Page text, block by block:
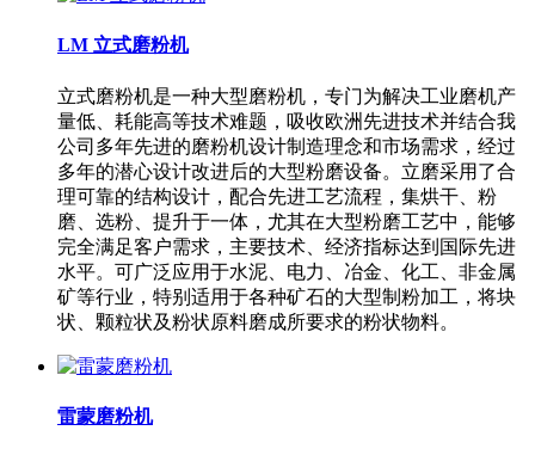
LM 立式磨粉机
立式磨粉机是一种大型磨粉机，专门为解决工业磨机产
量低、耗能高等技术难题，吸收欧洲先进技术并结合我
公司多年先进的磨粉机设计制造理念和市场需求，经过
多年的潜心设计改进后的大型粉磨设备。立磨采用了合
理可靠的结构设计，配合先进工艺流程，集烘干、粉
磨、选粉、提升于一体，尤其在大型粉磨工艺中，能够
完全满足客户需求，主要技术、经济指标达到国际先进
水平。可广泛应用于水泥、电力、冶金、化工、非金属
矿等行业，特别适用于各种矿石的大型制粉加工，将块
状、颗粒状及粉状原料磨成所要求的粉状物料。
雷蒙磨粉机